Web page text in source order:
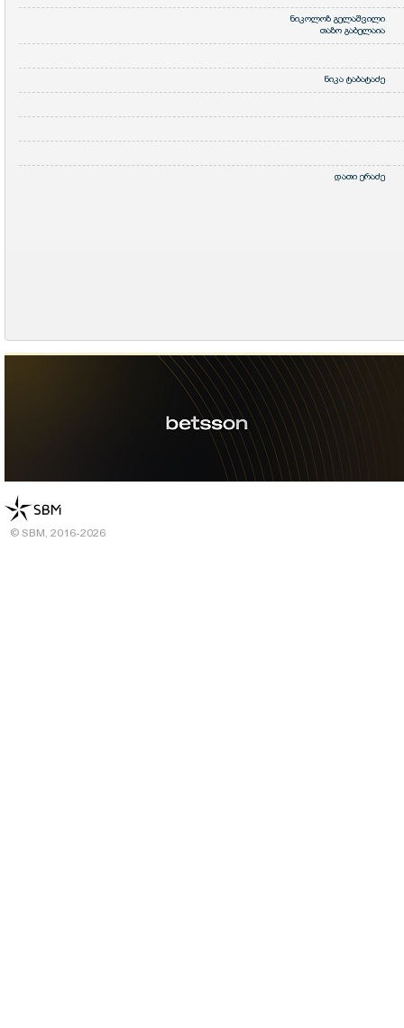
ნიკოლოზ გელაშვილი
თაზო გაბელაია
ნიკა ტაბატაძე
დათი ერაძე
© SBM, 2016-2026